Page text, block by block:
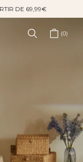
DE 69,99€
0